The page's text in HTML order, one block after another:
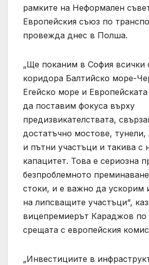
рамките на Неформален
Европейския съюз по
провежда днес в Полша.
„Ще поканим в София всички
коридора Балтийско море-
Егейско море и
да поставим фокуса върху
предизвикателствата,
достатъчно мостове,
и пътни участъци и такива с
капацитет. Това е сериозна
безпроблемното
стоки, и е важно да ускорим
на липсващите участъци“,
вицепремиерът Караджов по
срещата с европейския
„Инвестициите в